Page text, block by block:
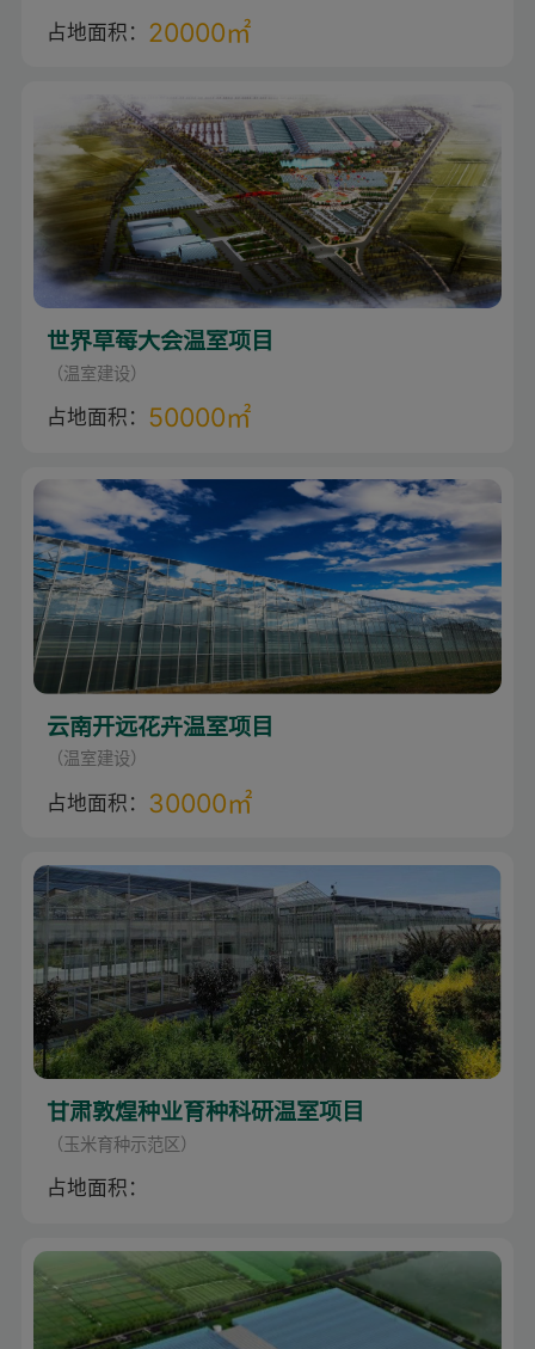
占地面积： 20000㎡
世界草莓大会温室项目
（温室建设）
占地面积： 50000㎡
云南开远花卉温室项目
（温室建设）
占地面积： 30000㎡
甘肃敦煌种业育种科研温室项目
（玉米育种示范区）
占地面积：